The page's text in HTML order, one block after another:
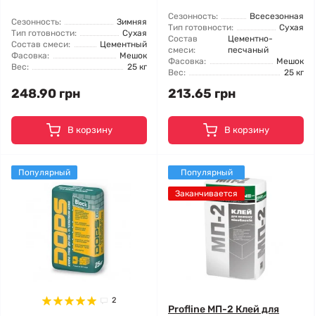
Сезонность:
Зимняя
Тип готовности:
Сухая
Состав смеси:
Цементный
Фасовка:
Мешок
Вес:
25 кг
248.90 грн
В корзину
Сезонность:
Всесезонная
Тип готовности:
Сухая
Состав
смеси:
Цементно-
песчаный
Фасовка:
Мешок
Вес:
25 кг
213.65 грн
В корзину
Популярный
2
Популярный
Заканчивается
Profline МП-2 Клей для